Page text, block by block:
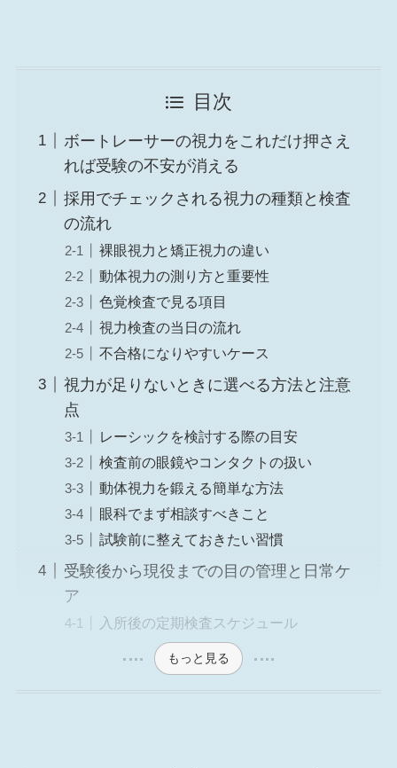
目次
ボートレーサーの視力をこれだけ押さえ
れば受験の不安が消える
採用でチェックされる視力の種類と検査
の流れ
裸眼視力と矯正視力の違い
動体視力の測り方と重要性
色覚検査で見る項目
視力検査の当日の流れ
不合格になりやすいケース
視力が足りないときに選べる方法と注意
点
レーシックを検討する際の目安
検査前の眼鏡やコンタクトの扱い
動体視力を鍛える簡単な方法
眼科でまず相談すべきこと
試験前に整えておきたい習慣
受験後から現役までの目の管理と日常ケ
ア
入所後の定期検査スケジュール
もっと見る